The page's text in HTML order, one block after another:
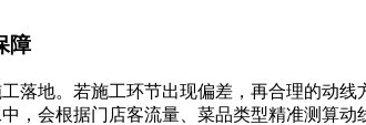
障
落地。若施工环节出现偏差，再合理的动
，会根据门店客流量、菜品类型精准测算动